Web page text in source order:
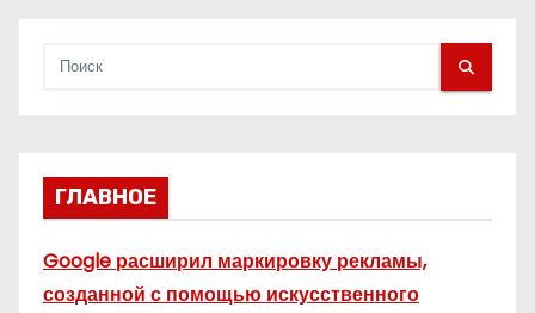
ГЛАВНОЕ
Google расширил маркировку рекламы,
созданной с помощью искусственного